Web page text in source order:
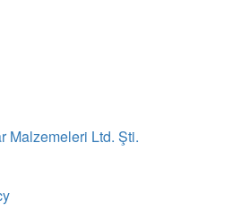
Malzemeleri Ltd. Şti.